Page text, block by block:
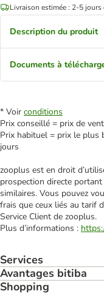
Livraison estimée : 2-5 jours
Description du produit
Documents à
* Voir conditions
Prix conseillé = prix de
Prix habituel = prix le plus
jours
zooplus est en droit
prospection directe
similaires. Vous pouvez
frais que ceux liés au tarif
Service Client de zooplus.
Plus d’informations :
Services
Avantages bitiba
Shopping